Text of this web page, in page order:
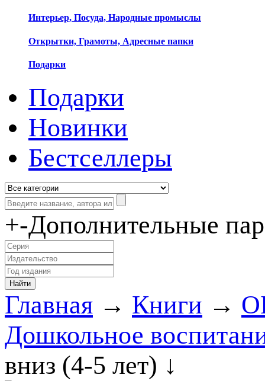
Интерьер, Посуда, Народные промыслы
Открытки, Грамоты, Адресные папки
Подарки
Подарки
Новинки
Бестселлеры
+-Дополнительные
Главная → Книги →
Дошкольное
вниз (4-5 лет) ↓